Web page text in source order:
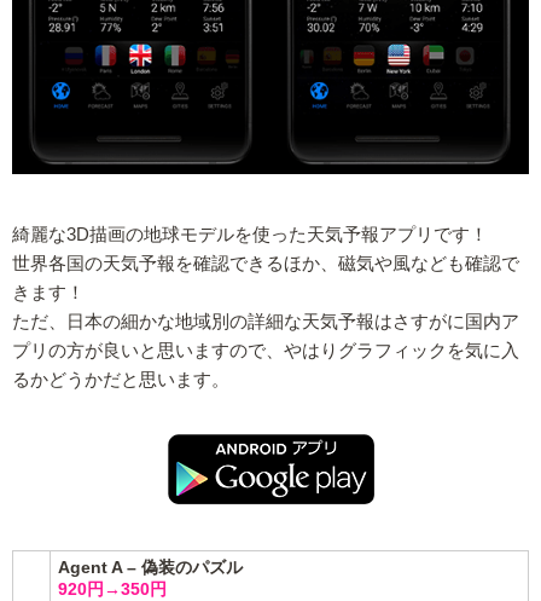
綺麗な3D描画の地球モデルを使った天気予報アプリです！
世界各国の天気予報を確認できるほか、磁気や風なども確認で
きます！
ただ、日本の細かな地域別の詳細な天気予報はさすがに国内ア
プリの方が良いと思いますので、やはりグラフィックを気に入
るかどうかだと思います。
Agent A – 偽装のパズル
920円→350円